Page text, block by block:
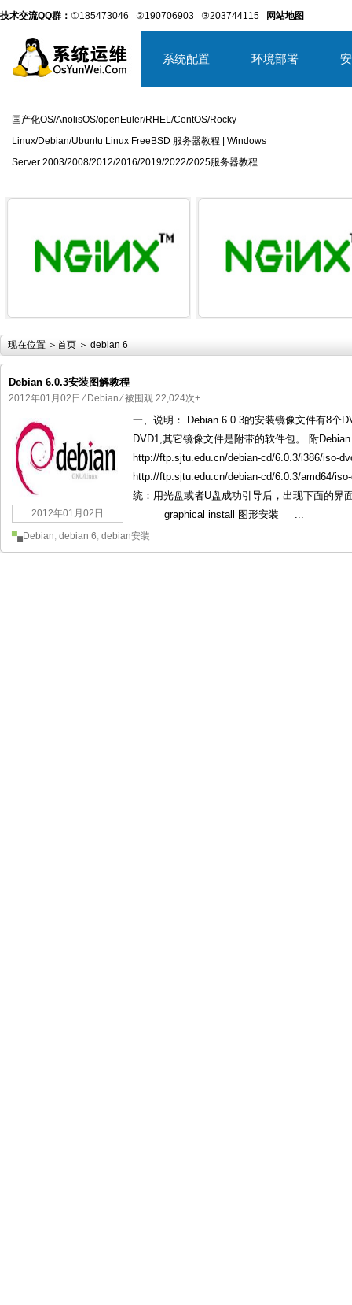
技术交流QQ群： ①185473046 ②190706903 ③203744115 网站地图
系统配置 环境部署
国产化OS/AnolisOS/openEuler/RHEL/CentOS/Rocky
Linux/Debian/Ubuntu Linux FreeBSD 服务器教程 | Windows
Server 2003/2008/2012/2016/2019/2022/2025服务器教程
国产化操作系统欧拉openEuler编
现在位置 ＞ 首页 ＞ debian 6
Debian 6.0.3安装图解教程
2012年01月02日 ⁄ Debian⁄ 被围观 22,024次+
2012年01月02日
一、说明： Debian 6.0.3的安装镜像文件有8个
DVD1,其它镜像文件是附带的软件包。 附
http://ftp.sjtu.edu.cn/debian-cd/6.0.3/i386/
http://ftp.sjtu.edu.cn/debian-cd/6.0.3/amd64/
统：用光盘或者U盘成功引导后，出现下
graphical install 图形安装 ...
Debian, debian 6, debian安装